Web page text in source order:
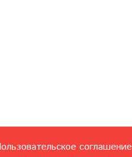
соглашение